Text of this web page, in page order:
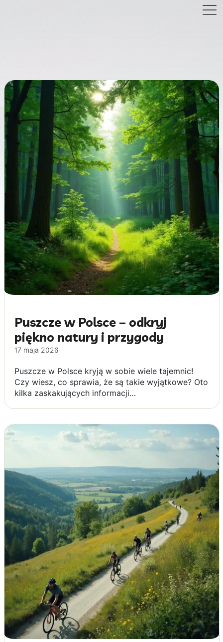
Puszcze w Polsce – odkryj
piękno natury i przygody
17 maja 2026
Puszcze w Polsce kryją w sobie wiele tajemnic!
Czy wiesz, co sprawia, że są takie wyjątkowe? Oto
kilka zaskakujących informacji…